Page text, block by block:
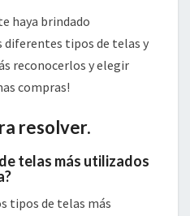
haya brindado
tipos de telas y
reconocerlos y elegir
compras!
resolver.
telas más utilizados
tipos de telas más